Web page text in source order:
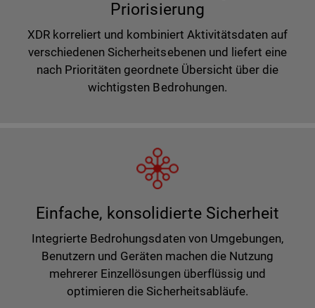
Priorisierung
XDR korreliert und kombiniert Aktivitätsdaten auf
verschiedenen Sicherheitsebenen und liefert eine
nach Prioritäten geordnete Übersicht über die
wichtigsten Bedrohungen.
Einfache, konsolidierte Sicherheit
Integrierte Bedrohungsdaten von Umgebungen,
Benutzern und Geräten machen die Nutzung
mehrerer Einzellösungen überflüssig und
optimieren die Sicherheitsabläufe.